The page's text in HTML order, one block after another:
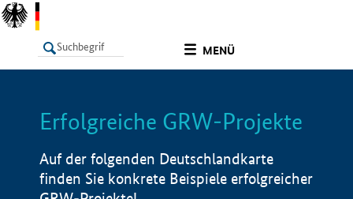
MENÜ
LISTE Info
Erfolgreiche GRW-Projekte
Auf der folgenden Deutschlandkarte
finden Sie konkrete Beispiele erfolgreicher